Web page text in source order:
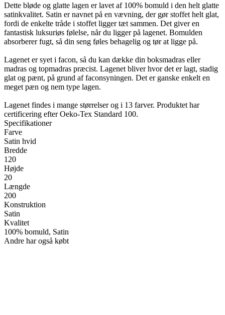
Dette bløde og glatte lagen er lavet af 100% bomuld i den helt glatte
satinkvalitet. Satin er navnet på en vævning, der gør stoffet helt glat,
fordi de enkelte tråde i stoffet ligger tæt sammen. Det giver en
fantastisk luksuriøs følelse, når du ligger på lagenet. Bomulden
absorberer fugt, så din seng føles behagelig og tør at ligge på.
Lagenet er syet i facon, så du kan dække din boksmadras eller
madras og topmadras præcist. Lagenet bliver hvor det er lagt, stadig
glat og pænt, på grund af faconsyningen. Det er ganske enkelt en
meget pæn og nem type lagen.
Lagenet findes i mange størrelser og i 13 farver. Produktet har
certificering efter Oeko-Tex Standard 100.
Specifikationer
Farve
Satin hvid
Bredde
120
Højde
20
Længde
200
Konstruktion
Satin
Kvalitet
100% bomuld, Satin
Andre har også købt